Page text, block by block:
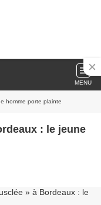
MENU
homme porte plainte
: le jeune